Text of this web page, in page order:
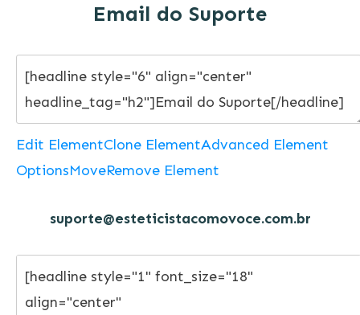
Email do Suporte
Edit ElementClone ElementAdvanced Element
OptionsMoveRemove Element
suporte@esteticistacomovoce.com.br